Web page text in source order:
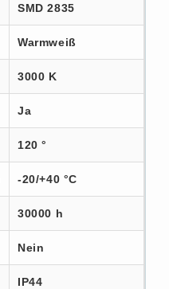
SMD 2835
Warmweiß
3000 K
Ja
120 °
-20/+40 °C
30000 h
Nein
IP44